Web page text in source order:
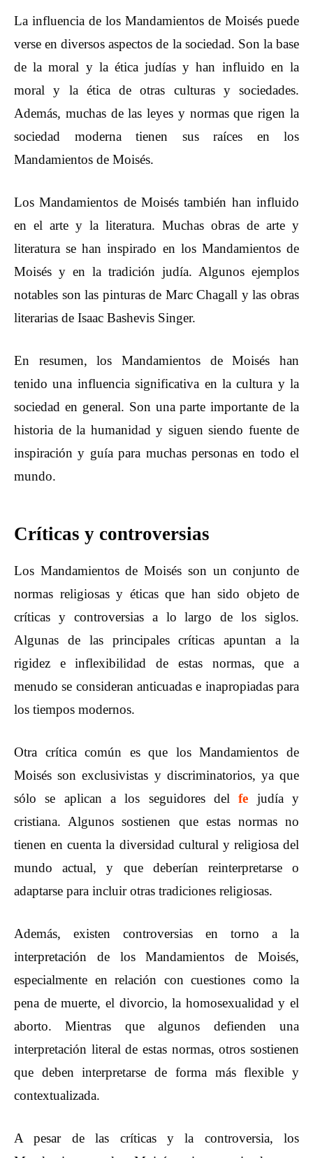
La influencia de los Mandamientos de Moisés puede
verse en diversos aspectos de la sociedad. Son la base
de la moral y la ética judías y han influido en la
moral y la ética de otras culturas y sociedades.
Además, muchas de las leyes y normas que rigen la
sociedad moderna tienen sus raíces en los
Mandamientos de Moisés.
Los Mandamientos de Moisés también han influido
en el arte y la literatura. Muchas obras de arte y
literatura se han inspirado en los Mandamientos de
Moisés y en la tradición judía. Algunos ejemplos
notables son las pinturas de Marc Chagall y las obras
literarias de Isaac Bashevis Singer.
En resumen, los Mandamientos de Moisés han
tenido una influencia significativa en la cultura y la
sociedad en general. Son una parte importante de la
historia de la humanidad y siguen siendo fuente de
inspiración y guía para muchas personas en todo el
mundo.
Críticas y controversias
Los Mandamientos de Moisés son un conjunto de
normas religiosas y éticas que han sido objeto de
críticas y controversias a lo largo de los siglos.
Algunas de las principales críticas apuntan a la
rigidez e inflexibilidad de estas normas, que a
menudo se consideran anticuadas e inapropiadas para
los tiempos modernos.
Otra crítica común es que los Mandamientos de
Moisés son exclusivistas y discriminatorios, ya que
sólo se aplican a los seguidores delfe judía y
cristiana. Algunos sostienen que estas normas no
tienen en cuenta la diversidad cultural y religiosa del
mundo actual, y que deberían reinterpretarse o
adaptarse para incluir otras tradiciones religiosas.
Además, existen controversias en torno a la
interpretación de los Mandamientos de Moisés,
especialmente en relación con cuestiones como la
pena de muerte, el divorcio, la homosexualidad y el
aborto. Mientras que algunos defienden una
interpretación literal de estas normas, otros sostienen
que deben interpretarse de forma más flexible y
contextualizada.
A pesar de las críticas y la controversia, los